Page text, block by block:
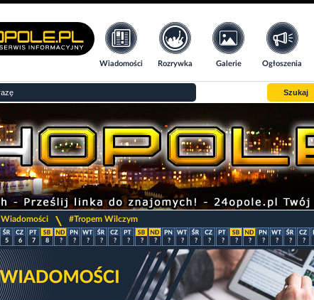
Wiadomości Rozrywka Galerie Ogłoszenia
Szukaj
Wiadomości #Tropem Wilczym
5 6 7 8 ? ? ? ? ? ? ? ? ? ? ? ? ? ? ? ? ? ? ?